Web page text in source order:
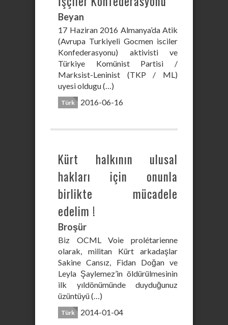
Beyan
17 Haziran 2016 Almanya’da Atik
(Avrupa Turkiyeli Gocmen isciler
Konfederasyonu) aktivisti ve
Türkiye Komünist Partisi /
Marksist-Leninist (TKP / ML)
uyesi oldugu (…)
Türk 2016-06-16
Kürt halkının ulusal
hakları için onunla
birlikte mücadele
edelim !
Broşür
Biz OCML Voie prolétarienne
olarak, militan Kürt arkadaşlar
Sakine Cansız, Fidan Doğan ve
Leyla Şaylemez’in öldürülmesinin
ilk yıl​dönümünde duyduğunuz
üzüntüyü (…)
Türk 2014-01-04